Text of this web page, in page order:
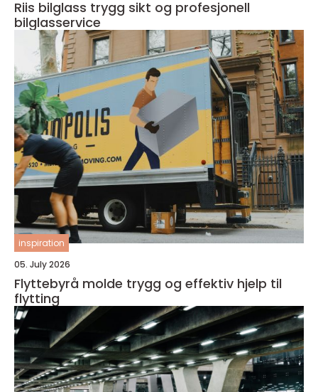
Riis bilglass trygg sikt og profesjonell
bilglasservice
inspiration
05. July 2026
Flyttebyrå molde trygg og effektiv hjelp til
flytting